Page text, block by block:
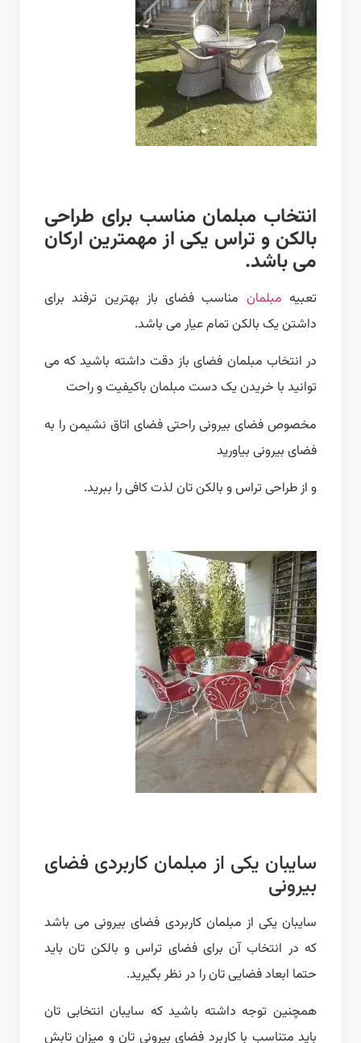
انتخاب مبلمان مناسب برای طراحی
بالکن و تراس یکی از مهمترین ارکان
می باشد.
مبلمان مناسب فضای باز بهترین ترفند برای
داشتن یک بالکن تمام عیار می باشد.
در انتخاب مبلمان فضای باز دقت داشته باشید که می
توانید با خریدن یک دست مبلمان باکیفیت و راحت
مخصوص فضای بیرونی راحتی فضای اتاق نشیمن را به
فضای بیرونی بیاورید
و از طراحی تراس و بالکن تان لذت کافی را ببرید.
سایبان یکی از مبلمان کاربردی فضای
بیرونی
سایبان یکی از مبلمان کاربردی فضای بیرونی می باشد
که در انتخاب آن برای فضای تراس و بالکن تان باید
حتما ابعاد فضایی تان را در نظر بگیرید.
همچنین توجه داشته باشید که سایبان انتخابی تان
باید متناسب با کاربرد فضای بیرونی تان و میزان تابش